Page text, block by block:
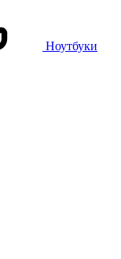
Ноутбуки